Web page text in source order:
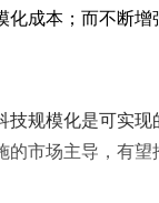
成本；而不断
规模化是可实
市场主导，有